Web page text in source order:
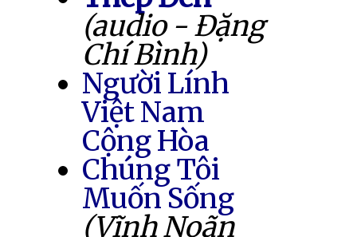
(audio - Đặng
Chí Bình)
Người Lính
Việt Nam
Cộng Hòa
Chúng Tôi
Muốn Sống
(Vĩnh Noãn